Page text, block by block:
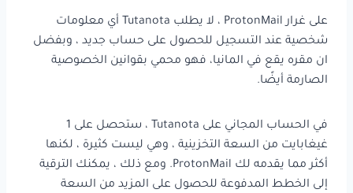
على غرار ProtonMail ، لا يطلب Tutanota أي معلومات
شخصية عند التسجيل للحصول على حساب جديد ، وبفضل
ان مقره يقع في المانيا، فهو محمي بقوانين الخصوصية
الصارمة أيضًا.
في الحساب المجاني على Tutanota ، ستحصل على 1
غيغابايت من السعة التخزينية ، وهي ليست كثيرة ، لكنها
أكثر مما يقدمه لك ProtonMail. ومع ذلك ، يمكنك الترقية
إلى الخطط المدفوعة للحصول على المزيد من السعة